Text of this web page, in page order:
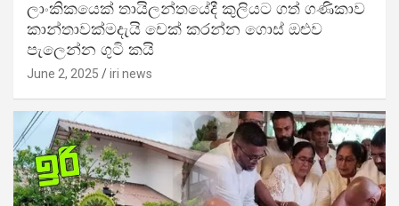
ලාංකිකයෙක් තායිලන්තයේදී කුලියට ගත් ගණිකාව
කාන්තාවක්මදැයි චෙක් කරන්න ගොස් ඔළුව
පැලෙන්න ගුටි කයි
June 2, 2025 iri news